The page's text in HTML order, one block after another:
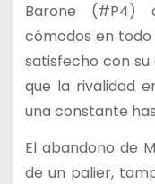
Barone (#P4)
cómodos en
satisfecho con
que la rivalidad
una constante
El abandono de
de un palier,